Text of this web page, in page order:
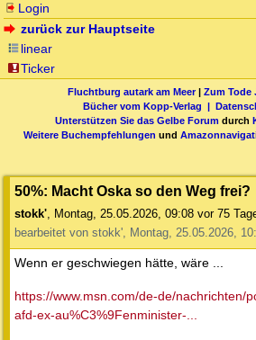
Login
zurück zur Hauptseite
linear
Ticker
Fluchtburg autark am Meer| Zum Tode
Bücher vom Kopp-Verlag |
Unterstützen Sie das Gelbe Forum durch
Weitere Buchempfehlungen und
50%: Macht Oska so den Weg frei?
stokk', Montag, 25.05.2026, 09:08 vor 75
bearbeitet von stokk', Montag, 25.05.2026,
Wenn er geschwiegen hätte, wäre ...
https://www.msn.com/de-de/nachrichten/
afd-ex-au%C3%9Fenminister-...